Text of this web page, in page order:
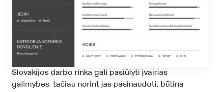
Slovakijos darbo rinka gali pasiūlyti įvairias
galimybes, tačiau norint jas pasinaudoti, būtina